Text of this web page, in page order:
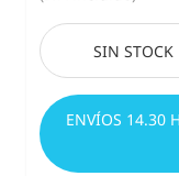
SIN STOCK
ENVÍOS 14.30